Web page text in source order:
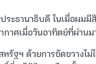
ระธานาธิบดี ในเมื่อผม
ศเมื่อวันอาทิตย์ที่ผ่านม
รัฐฯ ด้วยการขัดขวางไม่